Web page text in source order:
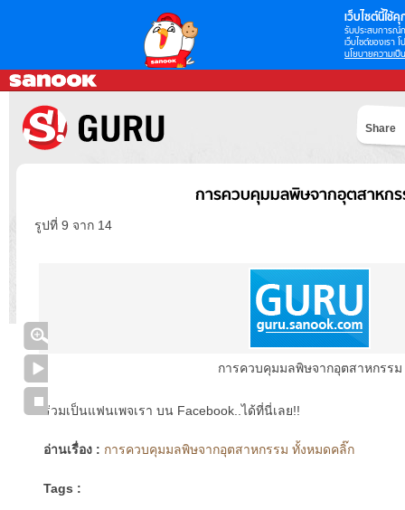
เว็บไซต์นี้ใช้คุ
รับประสบการณ์
เว็บไซต์ของเรา
นโยบายความเป็
Share
การควบคุมมลพิษจากอุตสาหก
รูปที่ 9 จาก 14
การควบคุมมลพิษจากอุตสาหกรรม
ร่วมเป็นแฟนเพจเรา บน Facebook..ได้ที่นี่เลย!!
อ่านเรื่อง : การควบคุมมลพิษจากอุตสาหกรรม ทั้งหมดคลิ๊ก
Tags :